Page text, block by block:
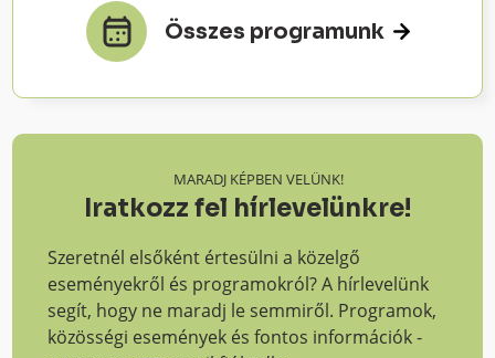
Összes programunk
MARADJ KÉPBEN VELÜNK!
Iratkozz fel hírlevelünkre!
Szeretnél elsőként értesülni a közelgő
eseményekről és programokról? A hírlevelünk
segít, hogy ne maradj le semmiről. Programok,
közösségi események és fontos információk -